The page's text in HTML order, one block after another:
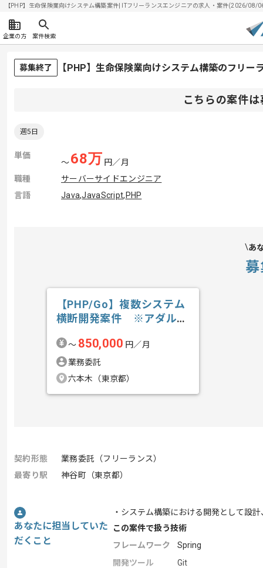
【PHP】生命保険業向けシステム構築案件| ITフリーランスエンジニアの求人・案件(2026/08/
企業の方 案件検索
募集終了 【PHP】生命保険業向けシステム構築のフリー
こちらの案件
週5日
単価
〜68万 円／月
職種
サーバーサイドエンジニア
言語
Java,JavaScript, PHP
あ
【PHP/Go】複数システム
横断開発案件 ※アダルト
〜 850,000 円／月
業務委託
六本木（東京都）
契約形態
業務委託（フリーランス）
最寄り駅
神谷町（東京都）
あなたに担当していた
だくこと
・システム構築における開発として設
この案件で扱う技術
フレームワーク
Spring
開発ツール
Git